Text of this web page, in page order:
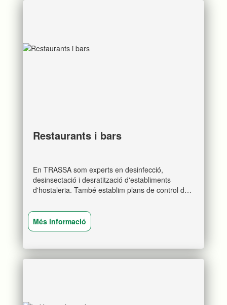
Restaurants i bars
En TRASSA som experts en desinfecció,
desinsectació i desratització d'establiments
d'hostaleria. També establim plans de control de
Més informació